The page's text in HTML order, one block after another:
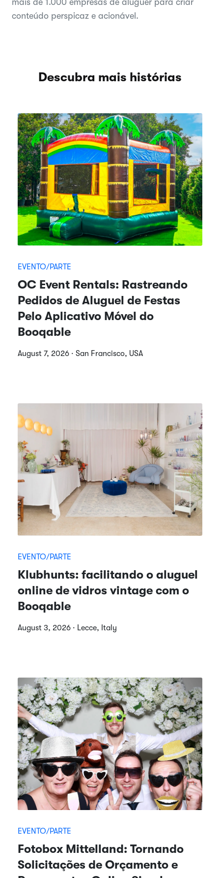
conteúdo perspicaz e acionável.
Descubra mais histórias
EVENTO/PARTE
OC Event Rentals: Rastreando
Pedidos de Aluguel de Festas
Pelo Aplicativo Móvel do
Booqable
August 7, 2026 · San Francisco, USA
EVENTO/PARTE
Klubhunts: facilitando o aluguel
online de vidros vintage com o
Booqable
August 3, 2026 · Lecce, Italy
EVENTO/PARTE
Fotobox Mittelland: Tornando
Solicitações de Orçamento e